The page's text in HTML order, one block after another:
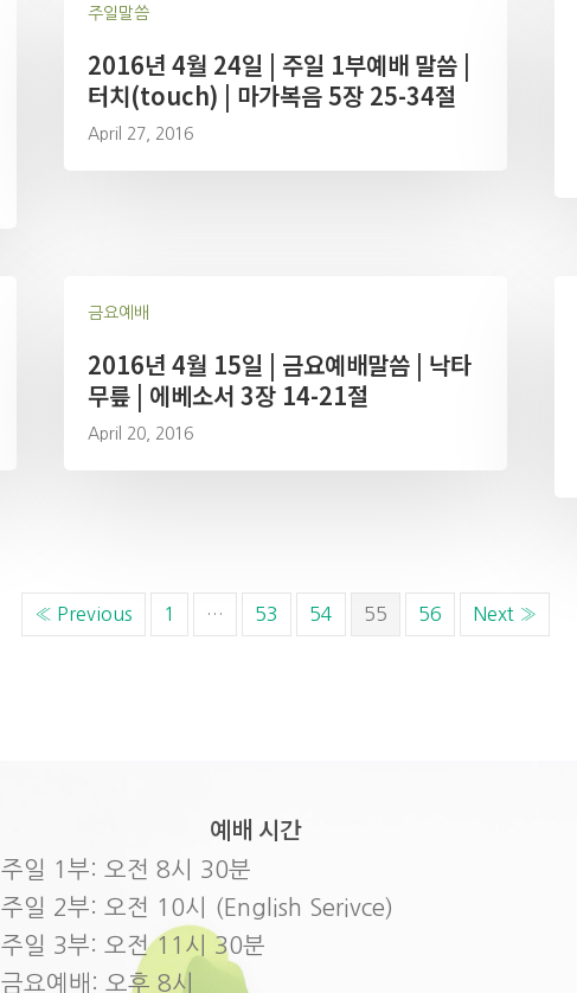
주일말씀
2016년 4월 24일 | 주일 1부예배 말씀 |
터치(touch) | 마가복음 5장 25-34절
April 27, 2016
금요예배
2016년 4월 15일 | 금요예배말씀 | 낙타
무릎 | 에베소서 3장 14-21절
April 20, 2016
« Previous 1 … 53 54 55 56 Next »
예배 시간
주일 1부: 오전 8시 30분
주일 2부: 오전 10시 (English Serivce)
주일 3부: 오전 11시 30분
금요예배: 오후 8시